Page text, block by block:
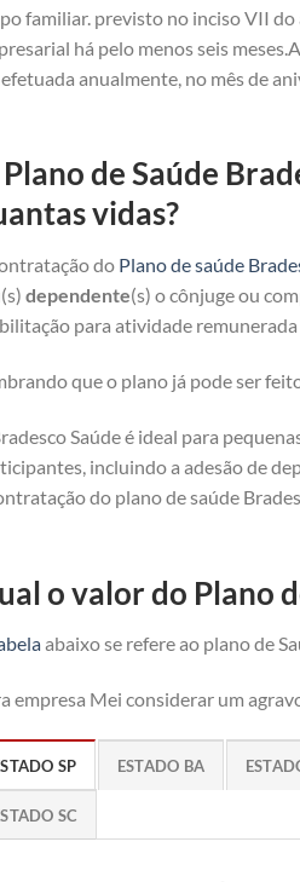
familiar. previsto no inciso VII
há pelo menos seis
anualmente, no mês de
de Saúde
vidas?
do Plano de saúde
dependente(s) o cônjuge ou
para atividade
que o plano já pode ser
Saúde é ideal para
incluindo a adesão de
do plano de saúde
o valor do Plano
abaixo se refere ao plano de
empresa Mei considerar um
SP ESTADO BA
SC